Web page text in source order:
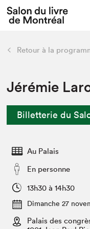
Espace médias
Espace
Tout sur
Actualités
Vidéos et
Club de
retour
Édition 2022
Nous connaître
Projets
Archives
Liens pratiques
Retour à la
Jérémie
Billetterie du
Au Palais
En personne
13h30 à 14h30
Dimanche 27
Palais des